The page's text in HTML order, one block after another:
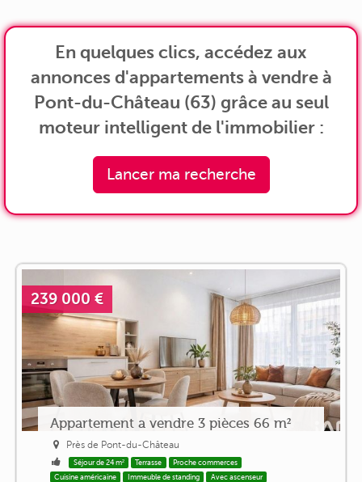
En quelques clics, accédez aux
annonces d'appartements à vendre à
Pont-du-Château (63) grâce au seul
moteur intelligent de l'immobilier :
Lancer ma recherche
239 000 €
Appartement a vendre 3 pièces 66 m²
Près de Pont-du-Château
Séjour de 24 m² Terrasse
Proche commerces
Cuisine américaine
Immeuble de standing Avec ascenseur